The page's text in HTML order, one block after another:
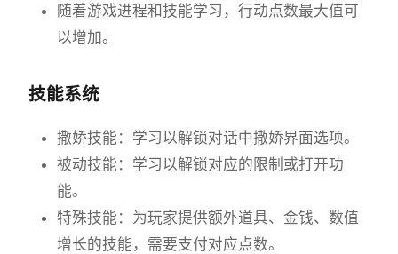
随着游戏进程和技能学习，行动点数最大值可
以增加。
技能系统
撒娇技能：学习以解锁对话中撒娇界面选项。
被动技能：学习以解锁对应的限制或打开功
能。
特殊技能：为玩家提供额外道具、金钱、数值
增长的技能，需要支付对应点数。